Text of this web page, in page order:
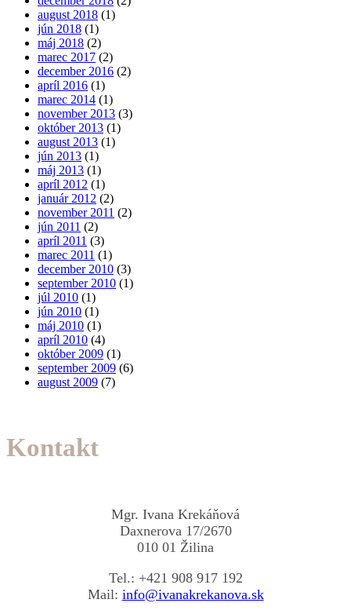
august 2018 (1)
jún 2018 (1)
máj 2018 (2)
marec 2017 (2)
december 2016 (2)
apríl 2016 (1)
marec 2014 (1)
november 2013 (3)
október 2013 (1)
august 2013 (1)
jún 2013 (1)
máj 2013 (1)
apríl 2012 (1)
január 2012 (2)
november 2011 (2)
jún 2011 (2)
apríl 2011 (3)
marec 2011 (1)
december 2010 (3)
september 2010 (1)
júl 2010 (1)
jún 2010 (1)
máj 2010 (1)
apríl 2010 (4)
október 2009 (1)
september 2009 (6)
august 2009 (7)
Kontakt
Mgr. Ivana Krekáňová
Daxnerova 17/2670
010 01 Žilina
Tel.: +421 908 917 192
Mail: info@ivanakrekanova.sk